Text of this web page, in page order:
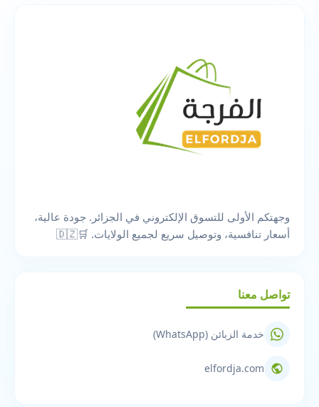
وجهتكم الأولى للتسوق الإلكتروني في الجزائر. جودة عالية،
أسعار تنافسية، وتوصيل سريع لجميع الولايات. 🛒🇩🇿
تواصل معنا
خدمة الزبائن (WhatsApp)
elfordja.com